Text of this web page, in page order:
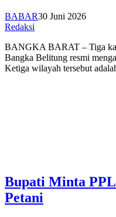
BABAR30 Juni 2026
Redaksi
BANGKA BARAT – Tiga
Bangka Belitung resmi
Ketiga wilayah tersebut
Bupati Minta
Petani